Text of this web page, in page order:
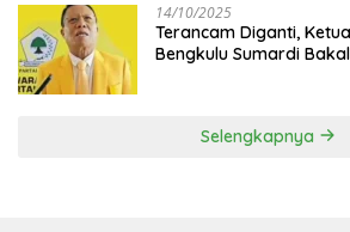
14/10/2025
Terancam Diganti,
Bengkulu Sumardi
Selengkapnya